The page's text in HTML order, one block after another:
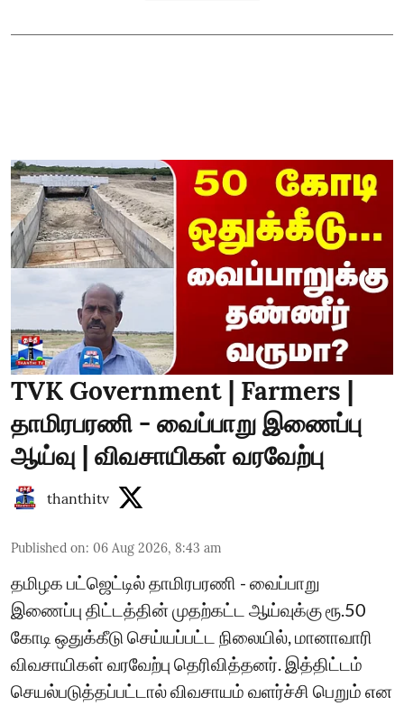
TVK Government | Farmers |
தாமிரபரணி - வைப்பாறு இணைப்பு
ஆய்வு | விவசாயிகள் வரவேற்பு
thanthitv
Published on: 06 Aug 2026, 8:43 am
தமிழக பட்ஜெட்டில் தாமிரபரணி - வைப்பாறு
இணைப்பு திட்டத்தின் முதற்கட்ட ஆய்வுக்கு ரூ.50
கோடி ஒதுக்கீடு செய்யப்பட்ட நிலையில், மானாவாரி
விவசாயிகள் வரவேற்பு தெரிவித்தனர். இத்திட்டம்
செயல்படுத்தப்பட்டால் விவசாயம் வளர்ச்சி பெறும் என